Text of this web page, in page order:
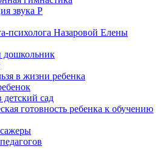
звука Р
психолога Назаровой Елены
дошкольник
в жизни ребенка
сад
готовность ребенка к обучению